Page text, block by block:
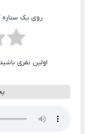
روی یک ستاره
اولین نفری